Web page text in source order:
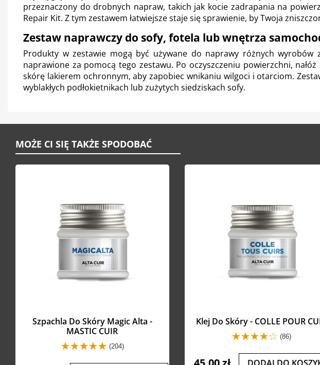
przeznaczony do drobnych napraw, takich jak kocie zadrapania na
Repair Kit. Z tym zestawem łatwiejsze staje się sprawienie, by Twoja
Zestaw naprawczy do sofy, fotela lub wnętrza
Produkty w zestawie mogą być używane do naprawy różnych
naprawione za pomocą tego zestawu. Po oczyszczeniu powierzchni,
skórę lakierem ochronnym, aby zapobiec wnikaniu wilgoci i otarciom.
wyblakłych podłokietnikach lub zużytych siedziskach sofy.
MOŻE CI SIĘ TAKŻE SPODOBAĆ
Szpachla Do Skóry Magic Alta -
MASTIC CUIR
(204)
Klej Do Skóry - COLLE POUR
(86)